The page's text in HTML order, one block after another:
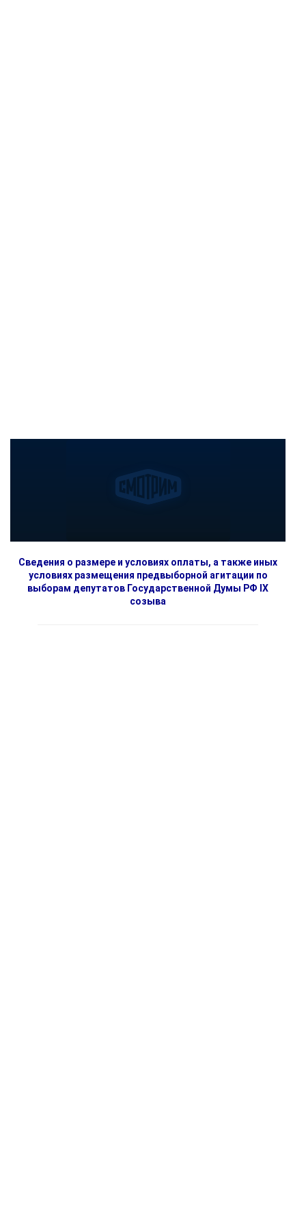
Сведения о размере и условиях оплаты, а также иных
условиях размещения предвыборной агитации по
выборам депутатов Государственной Думы РФ IX
созыва